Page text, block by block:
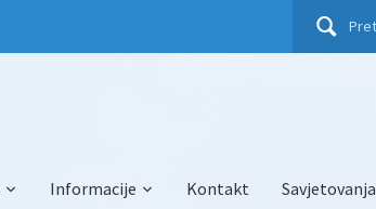
Pretraži:
Informacije Kontakt